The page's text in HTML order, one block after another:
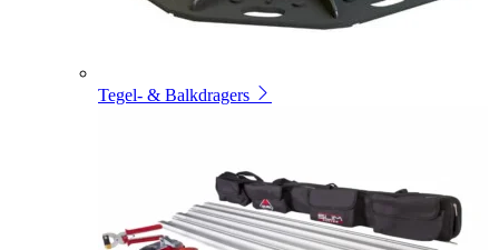
Tegel- & Balkdragers